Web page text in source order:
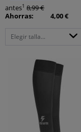
antes1 8,99 €
Ahorras:
4,00 €
Elegir talla...